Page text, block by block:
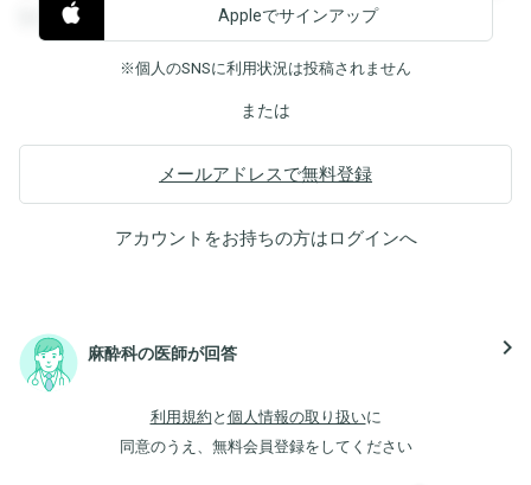
覧することができます。 Appleでサインアップ
※個人のSNSに利用状況は投稿されません
または
メールアドレスで無料登録
アカウントをお持ちの方はログインへ
麻酔科の医師が回答 navigate_next
利用規約 と 個人情報の取り扱いに
同意のうえ、無料会員登録をしてください